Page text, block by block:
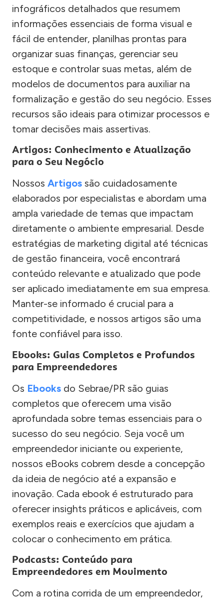
infográficos detalhados que resumem
informações essenciais de forma visual e
fácil de entender, planilhas prontas para
organizar suas finanças, gerenciar seu
estoque e controlar suas metas, além de
modelos de documentos para auxiliar na
formalização e gestão do seu negócio. Esses
recursos são ideais para otimizar processos e
tomar decisões mais assertivas.
Artigos: Conhecimento e Atualização
para o Seu Negócio
Nossos Artigos são cuidadosamente
elaborados por especialistas e abordam uma
ampla variedade de temas que impactam
diretamente o ambiente empresarial. Desde
estratégias de marketing digital até técnicas
de gestão financeira, você encontrará
conteúdo relevante e atualizado que pode
ser aplicado imediatamente em sua empresa.
Manter-se informado é crucial para a
competitividade, e nossos artigos são uma
fonte confiável para isso.
Ebooks: Guias Completos e Profundos
para Empreendedores
Os Ebooks do Sebrae/PR são guias
completos que oferecem uma visão
aprofundada sobre temas essenciais para o
sucesso do seu negócio. Seja você um
empreendedor iniciante ou experiente,
nossos eBooks cobrem desde a concepção
da ideia de negócio até a expansão e
inovação. Cada ebook é estruturado para
oferecer insights práticos e aplicáveis, com
exemplos reais e exercícios que ajudam a
colocar o conhecimento em prática.
Podcasts: Conteúdo para
Empreendedores em Movimento
Com a rotina corrida de um empreendedor,